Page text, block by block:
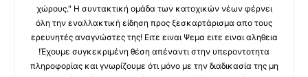
χώρους." Η συντακτική ομάδα των κατοχικών νέων φέρνει
όλη την εναλλακτική είδηση προς ξεσκαρτάρισμα απο τους
ερευνητές αναγνώστες της! Ειτε ειναι Ψεμα ειτε ειναι αληθεια
!Έχουμε συγκεκριμένη θέση απέναντι στην υπεροντοτητα
πληροφορίας και γνωρίζουμε ότι μόνο με την διαδικασία της μη